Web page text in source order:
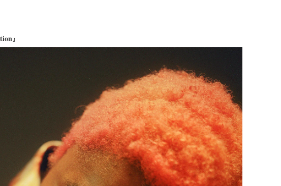
』